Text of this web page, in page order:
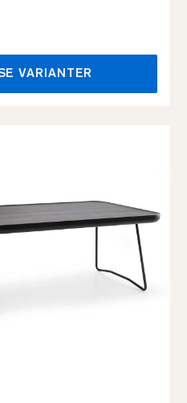
VARIANTER